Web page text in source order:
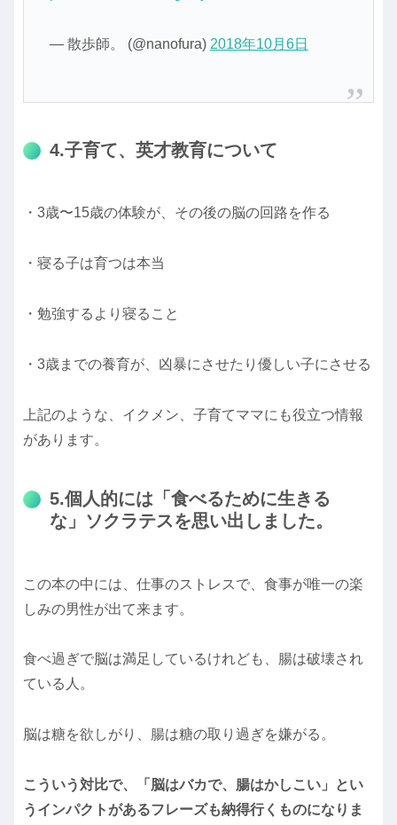
— 散歩師。 (@nanofura) 2018年10月6日
4.子育て、英才教育について
・3歳〜15歳の体験が、その後の脳の回路を作る
・寝る子は育つは本当
・勉強するより寝ること
・3歳までの養育が、凶暴にさせたり優しい子にさせる
上記のような、イクメン、子育てママにも役立つ情報
があります。
5.個人的には「食べるために生きる
な」ソクラテスを思い出しました。
この本の中には、仕事のストレスで、食事が唯一の楽
しみの男性が出て来ます。
食べ過ぎで脳は満足しているけれども、腸は破壊され
ている人。
脳は糖を欲しがり、腸は糖の取り過ぎを嫌がる。
こういう対比で、「脳はバカで、腸はかしこい」とい
うインパクトがあるフレーズも納得行くものになりま